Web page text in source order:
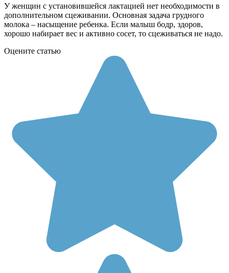
У женщин с установившейся лактацией нет необходимости в
дополнительном сцеживании. Основная задача грудного
молока – насыщение ребенка. Если малыш бодр, здоров,
хорошо набирает вес и активно сосет, то сцеживаться не надо.
Оцените статью